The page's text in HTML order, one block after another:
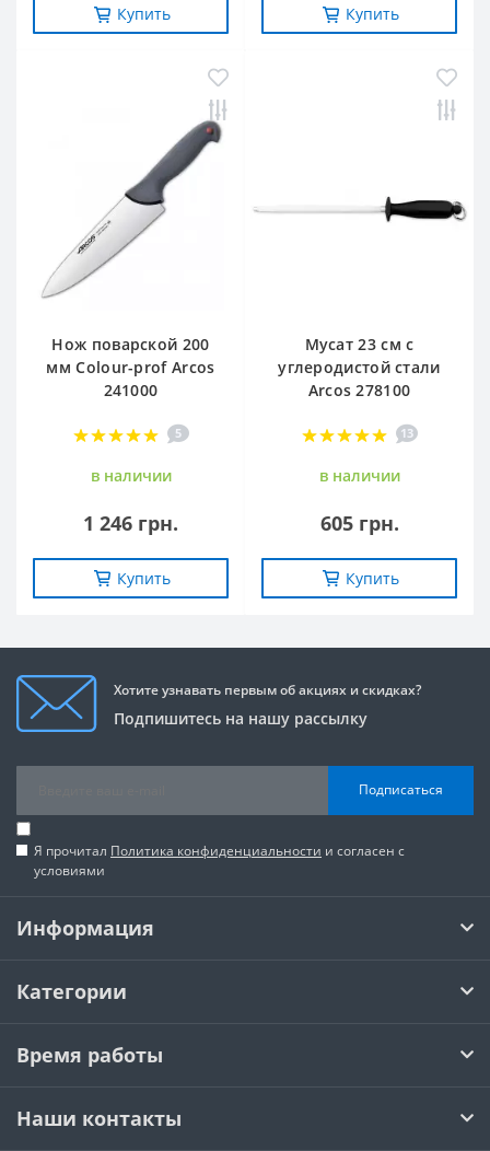
Купить Купить
Нож поварской 200
мм Сolour-prof Arcos
241000
5
в наличии
1 246 грн.
Купить
Мусат 23 см с
углеродистой стали
Arcos 278100
13
в наличии
605 грн.
Купить
Хотите узнавать первым об акциях и скидках?
Подпишитесь на нашу рассылку
Подписаться
Я прочитал Политика конфиденциальности и согласен с
условиями
Информация
Категории
Время работы
Наши контакты